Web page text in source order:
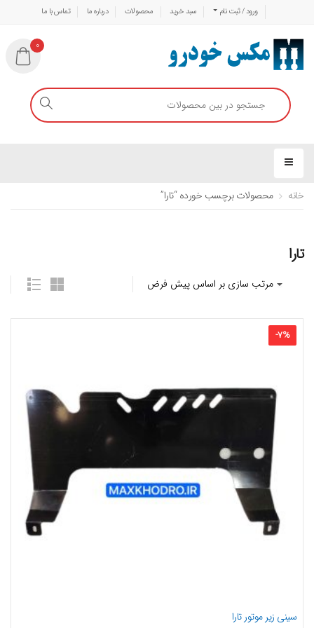
ورود / ثبت نام سبد خرید محصولات درباره ما تماس با ما
0
خانه محصولات برچسب خورده “تارا”
تارا
-7%
سینی زیر موتور تارا